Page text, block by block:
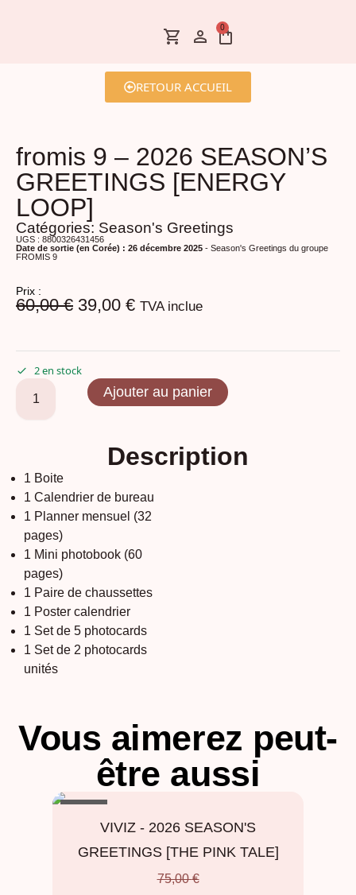
0
RETOUR ACCUEIL
fromis 9 – 2026 SEASON’S
GREETINGS [ENERGY
LOOP]
Catégories: Season's Greetings
UGS : 8800326431456
Date de sortie (en Corée) : 26 décembre 2025 - Season's Greetings du groupe
FROMIS 9
Prix :
60,00€ 39,00 € TVA inclue
2 en stock
Ajouter au panier
Description
1 Boite
1 Calendrier de bureau
1 Planner mensuel (32
pages)
1 Mini photobook (60
pages)
1 Paire de chaussettes
1 Poster calendrier
1 Set de 5 photocards
1 Set de 2 photocards
unités
Vous aimerez peut-
être aussi
VIVIZ - 2026 SEASON'S
GREETINGS [THE PINK TALE]
75,00€